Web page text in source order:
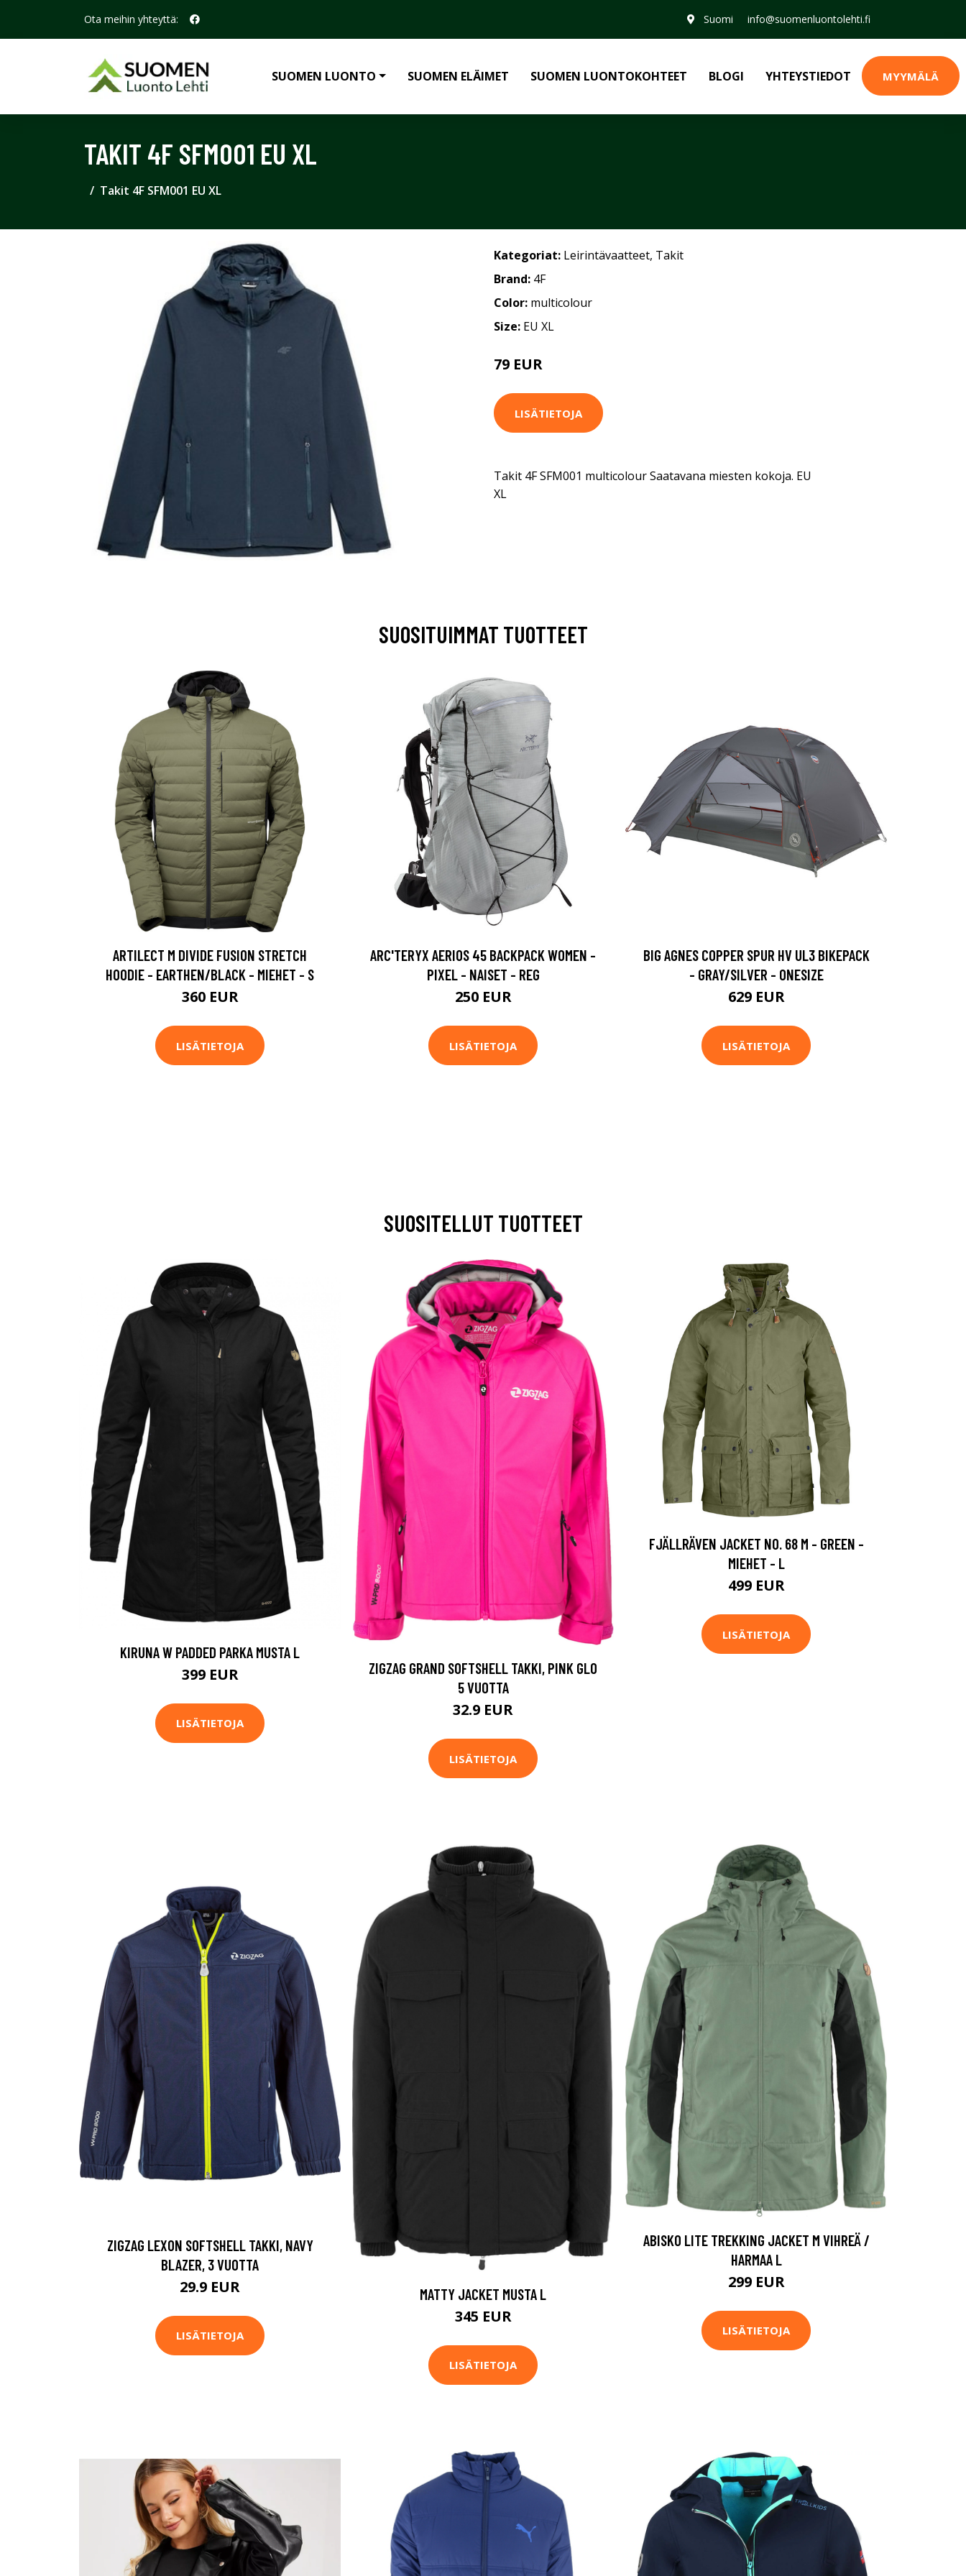
Ota meihin yhteyttä: Suomi info@suomenluontolehti.fi
SUOMEN LUONTO SUOMEN ELÄIMET SUOMEN LUONTOKOHTEET BLOGI YHTEYSTIEDOT MYYMÄLÄ
TAKIT 4F SFM001 EU XL
Takit 4F SFM001 EU XL
Kategoriat: Leirintävaatteet, Takit
Brand: 4F
Color: multicolour
Size: EU XL
79 EUR
LISÄTIETOJA
Takit 4F SFM001 multicolour Saatavana miesten kokoja. EU
XL
SUOSITUIMMAT TUOTTEET
ARTILECT M DIVIDE FUSION STRETCH
HOODIE - EARTHEN/BLACK - MIEHET - S
360 EUR
LISÄTIETOJA
ARC'TERYX AERIOS 45 BACKPACK WOMEN -
PIXEL - NAISET - REG
250 EUR
LISÄTIETOJA
BIG AGNES COPPER SPUR HV UL3 BIKEPACK
- GRAY/SILVER - ONESIZE
629 EUR
LISÄTIETOJA
SUOSITELLUT TUOTTEET
KIRUNA W PADDED PARKA MUSTA L
399 EUR
LISÄTIETOJA
ZIGZAG GRAND SOFTSHELL TAKKI, PINK GLO
5 VUOTTA
32.9 EUR
LISÄTIETOJA
FJÄLLRÄVEN JACKET NO. 68 M - GREEN -
MIEHET - L
499 EUR
LISÄTIETOJA
ZIGZAG LEXON SOFTSHELL TAKKI, NAVY
BLAZER, 3 VUOTTA
29.9 EUR
LISÄTIETOJA
MATTY JACKET MUSTA L
345 EUR
LISÄTIETOJA
ABISKO LITE TREKKING JACKET M VIHREÄ /
HARMAA L
299 EUR
LISÄTIETOJA